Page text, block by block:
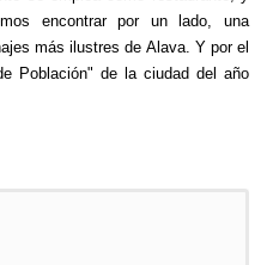
encontrar por un lado, una
más ilustres de Alava. Y por el
Población" de la ciudad del año